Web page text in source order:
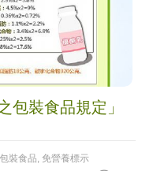
包裝食品規定」
包裝食品, 免營養標示